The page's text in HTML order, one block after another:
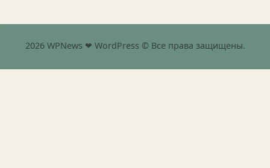
2026 WPNews ❤ WordPress © Все права защищены.